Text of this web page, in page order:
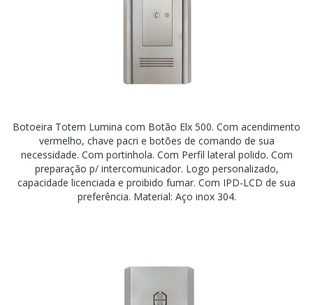
Botoeira Totem Lumina com Botão Elx 500. Com acendimento
vermelho, chave pacri e botões de comando de sua
necessidade. Com portinhola. Com Perfil lateral polido. Com
preparação p/ intercomunicador. Logo personalizado,
capacidade licenciada e proibido fumar. Com IPD-LCD de sua
preferência. Material: Aço inox 304.